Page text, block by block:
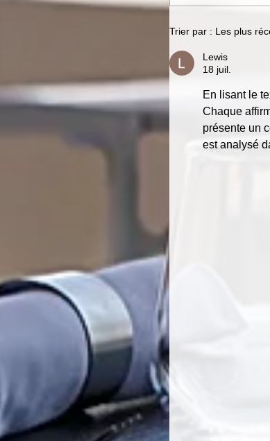
Trier par : Les plus
Lewis
18 juil.
En lisant le
Chaque
présente un
est analysé